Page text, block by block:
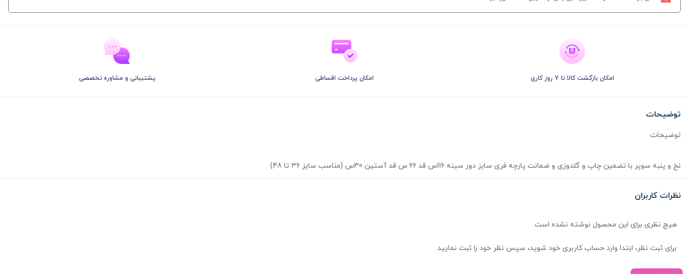
امکان بازگشت کالا تا 7 روز کاری امکان پرداخت اقساطی پشتیبانی و مشاوره تخصصی
توضیحات
توضیحات
نخ و پنبه سوپر با تضمین چاپ و گلدوزی و ضمانت پارچه فری سایز دور سینه 116س قد 66 س قد آستین 30س (مناسب سایز 36 تا 48)
نظرات کاربران
هیچ نظری برای این محصول نوشته نشده است.
برای ثبت نظر، ابتدا وارد حساب کاربری خود شوید، سپس نظر خود را ثبت نمایید.